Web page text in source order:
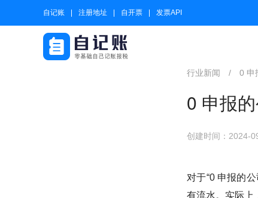
自记账 注册地址 自开票 发票API
行业新闻 / 0 申
0 申报
创建时间：2024-
对于“0 申报的
有流水。实际上